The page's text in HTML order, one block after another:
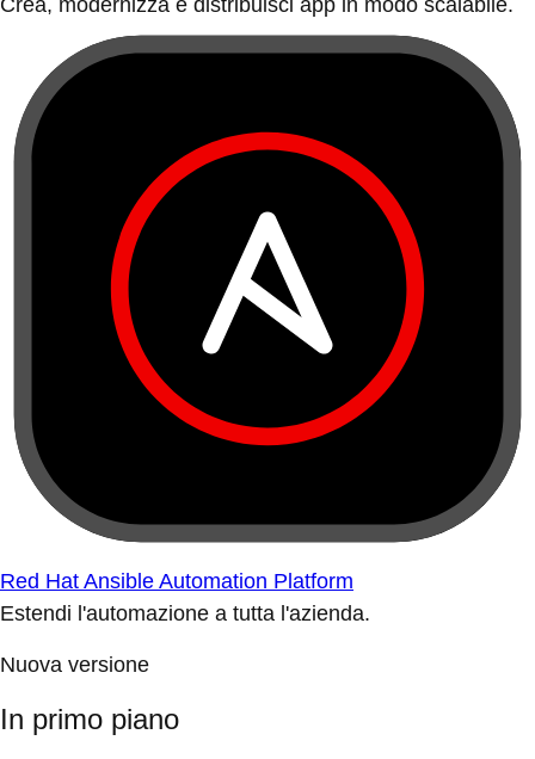
Crea, modernizza e distribuisci app in modo scalabile.
Red Hat Ansible Automation Platform
Estendi l'automazione a tutta l'azienda.
Nuova versione
In primo piano